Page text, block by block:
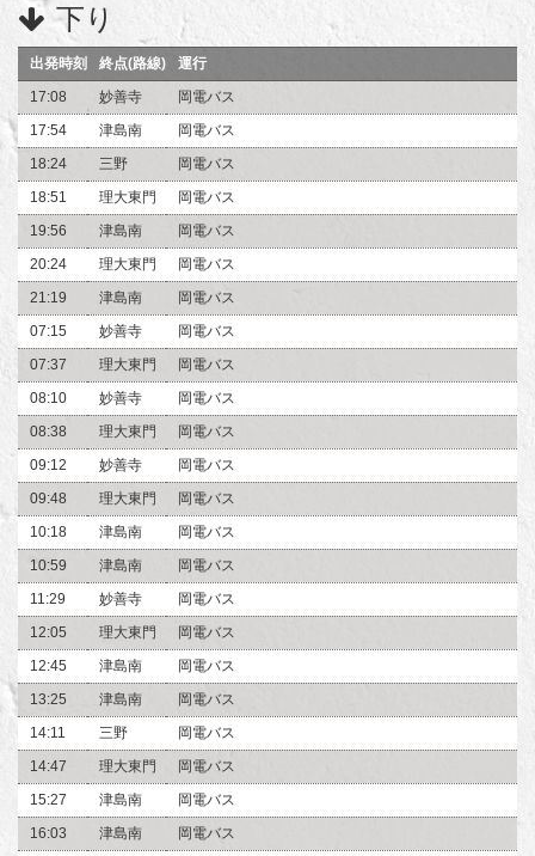
下り
出発時刻 終点(路線)
運行
17:08
妙善寺
岡電バス
17:54
津島南
岡電バス
18:24
三野
岡電バス
18:51
理大東門
岡電バス
19:56
津島南
岡電バス
20:24
理大東門
岡電バス
21:19
津島南
岡電バス
07:15
妙善寺
岡電バス
07:37
理大東門
岡電バス
08:10
妙善寺
岡電バス
08:38
理大東門
岡電バス
09:12
妙善寺
岡電バス
09:48
理大東門
岡電バス
10:18
津島南
岡電バス
10:59
津島南
岡電バス
11:29
妙善寺
岡電バス
12:05
理大東門
岡電バス
12:45
津島南
岡電バス
13:25
津島南
岡電バス
14:11
三野
岡電バス
14:47
理大東門
岡電バス
15:27
津島南
岡電バス
16:03
津島南
岡電バス